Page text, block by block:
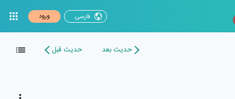
فارسی ورود
حدیث بعد حدیث قبل